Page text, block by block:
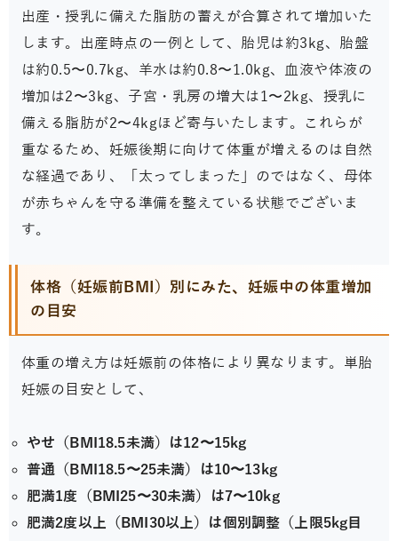
出産・授乳に備えた脂肪の蓄えが合算されて増加いた
します。出産時点の一例として、胎児は約3kg、胎盤
は約0.5〜0.7kg、羊水は約0.8〜1.0kg、血液や体液の
増加は2〜3kg、子宮・乳房の増大は1〜2kg、授乳に
備える脂肪が2〜4kgほど寄与いたします。これらが
重なるため、妊娠後期に向けて体重が増えるのは自然
な経過であり、「太ってしまった」のではなく、母体
が赤ちゃんを守る準備を整えている状態でございま
す。
体格（妊娠前BMI）別にみた、妊娠中の体重増加
の目安
体重の増え方は妊娠前の体格により異なります。単胎
妊娠の目安として、
やせ（BMI18.5未満）は12〜15kg
普通（BMI18.5〜25未満）は10〜13kg
肥満1度（BMI25〜30未満）は7〜10kg
肥満2度以上（BMI30以上）は個別調整（上限5kg目